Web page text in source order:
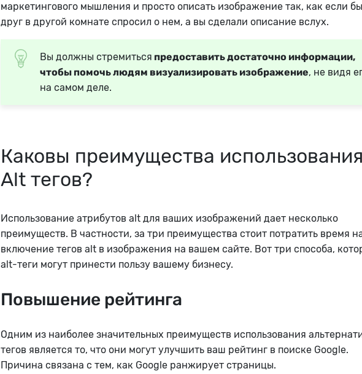
маркетингового мышления и просто описать изображение так, как если
друг в другой комнате спросил о нем, а вы сделали описание вслух.
Вы должны стремиться предоставить достаточно информации,
чтобы помочь людям визуализировать изображение, не видя
на самом деле.
Каковы преимущества использования
Alt тегов?
Использование атрибутов alt для ваших изображений дает несколько
преимуществ. В частности, за три преимущества стоит потратить время
включение тегов alt в изображения на вашем сайте. Вот три способа,
alt-теги могут принести пользу вашему бизнесу.
Повышение рейтинга
Одним из наиболее значительных преимуществ использования
тегов является то, что они могут улучшить ваш рейтинг в поиске Google.
Причина связана с тем, как Google ранжирует страницы.